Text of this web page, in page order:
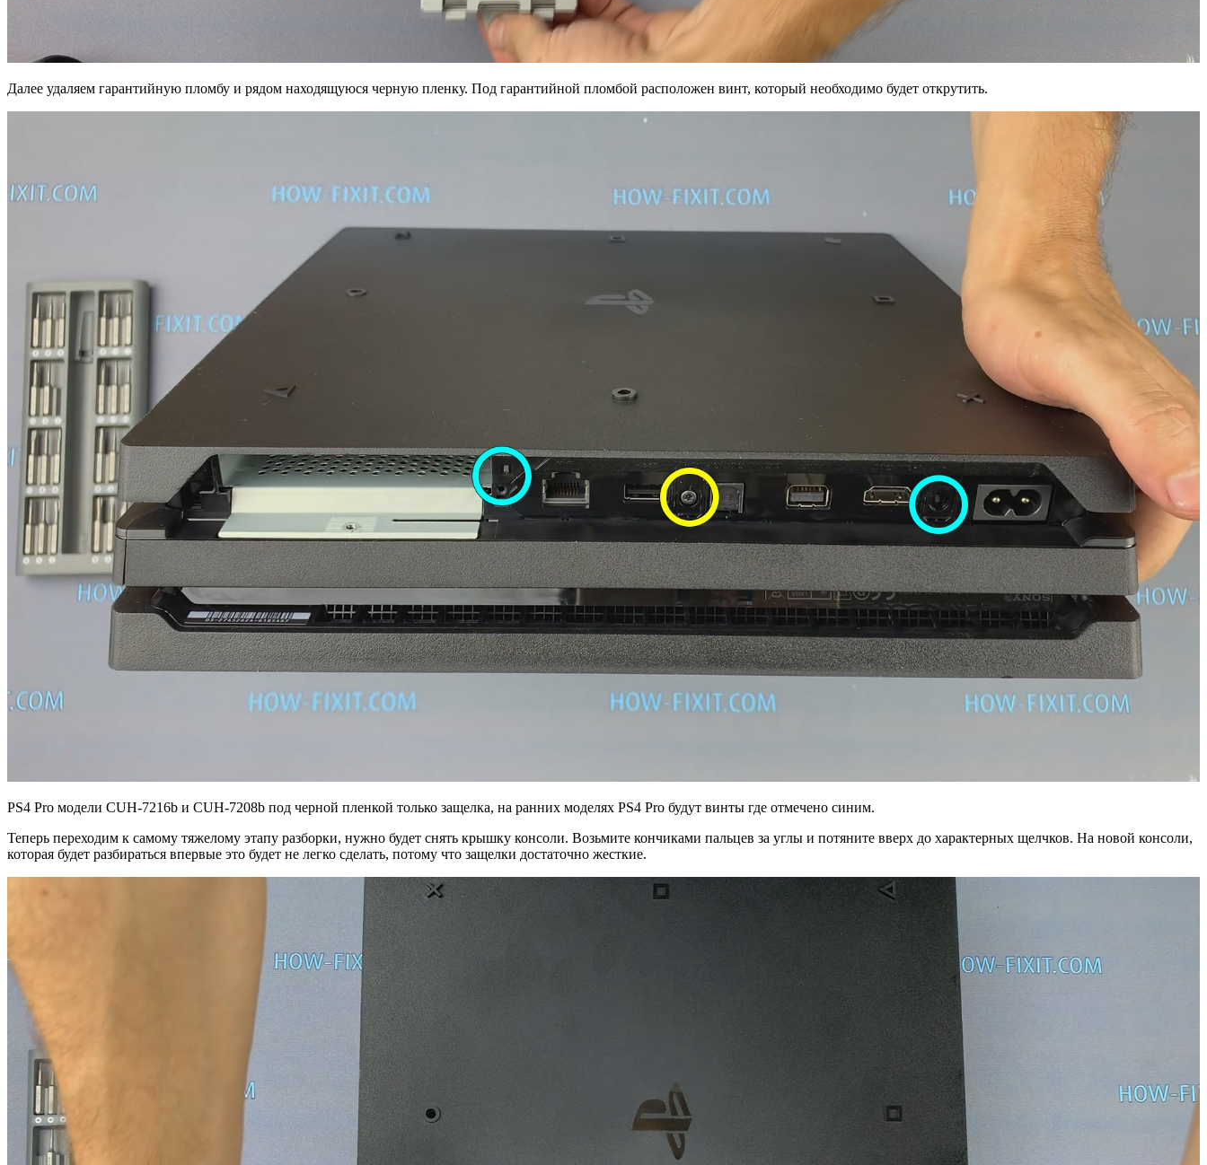
Далее удаляем гарантийную пломбу и рядом находящуюся черную пленку. Под гарантийной пломбой расположен винт, который необходимо будет открутить.
PS4 Pro модели CUH-7216b и CUH-7208b под черной пленкой только защелка, на ранних моделях PS4 Pro будут винты где отмечено синим.
Теперь переходим к самому тяжелому этапу разборки, нужно будет снять крышку консоли. Возьмите кончиками пальцев за углы и потяните вверх до характерных щелчков. На новой консоли,
которая будет разбираться впервые это будет не легко сделать, потому что защелки достаточно жесткие.